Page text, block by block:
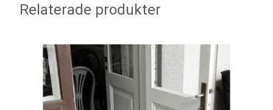
Relaterade produkter